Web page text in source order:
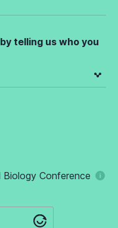
telling us who you
Biology Conference